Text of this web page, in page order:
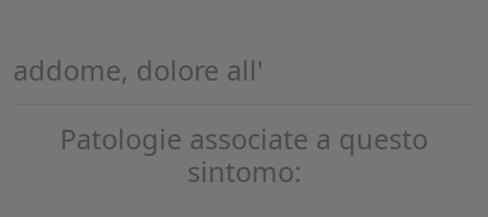
addome, dolore all'
Patologie associate a questo
sintomo: